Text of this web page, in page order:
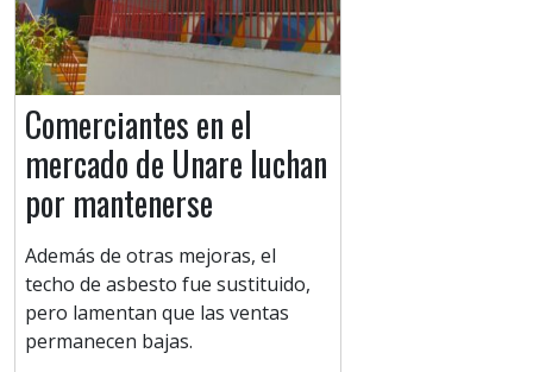
Comerciantes en el
mercado de Unare luchan
por mantenerse
Además de otras mejoras, el
techo de asbesto fue sustituido,
pero lamentan que las ventas
permanecen bajas.